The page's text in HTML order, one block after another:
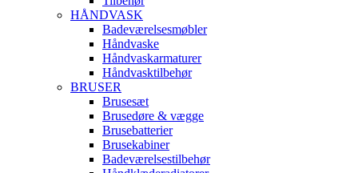
HÅNDVASK
Badeværelsesmøbler
Håndvaske
Håndvaskarmaturer
Håndvasktilbehør
BRUSER
Brusesæt
Brusedøre & vægge
Brusebatterier
Brusekabiner
Badeværelsestilbehør